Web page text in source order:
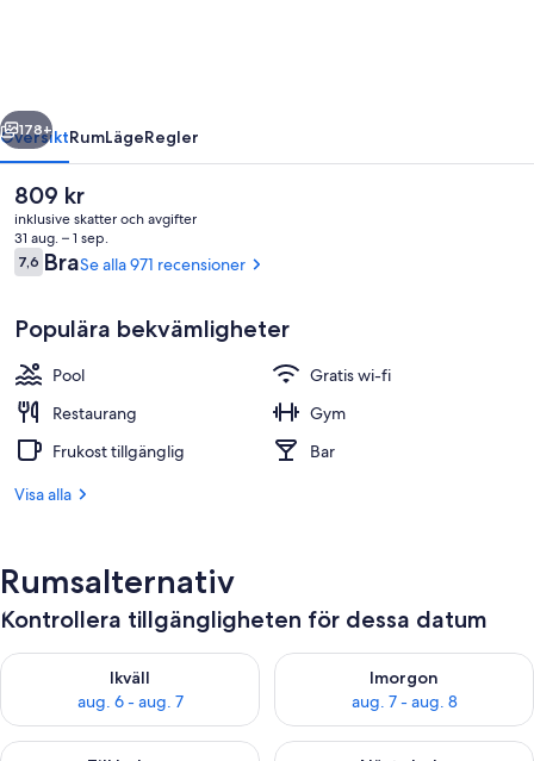
Utsikt från boendet
Nästa
178+
ÖversiktRumLägeRegler
Det
nuvarande
priset
är
809 kr
809 kr
inklusive skatter och avgifter
31 aug. – 1 sep.
Recensioner
7,67,6 av 10,
BraSe alla 971 recensioner
Populära bekvämligheter
Pool
Gratis wi-fi
Restaurang
Gym
Frukost tillgänglig
Bar
Visa alla
Rumsalternativ
Kontrollera tillgängligheten för dessa datum
Ikväll
aug. 6 - aug. 7
Kontrollera tillgängligheten för ikväll aug. 6 - aug. 7
Imorgon
aug. 7 - aug. 8
Kontrollera tillgängligheten
Kontrollera tillgängligheten för den här helgen aug. 7 - aug. 9
Kontrollera tillgängligheten